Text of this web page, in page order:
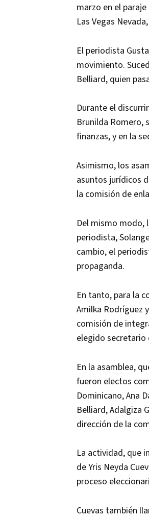
marzo en el
Las Vegas
El periodista
movimiento.
Belliard, quien
Durante el
Brunilda Romero,
finanzas, y en la
Asimismo, los
asuntos jurídicos
la comisión de
Del mismo modo,
periodista,
cambio, el
propaganda.
En tanto, para la
Amilka Rodríguez
comisión de
elegido secretario
En la asamblea,
fueron electos
Dominicano, Ana
Belliard, Adalgiza
dirección de la
La actividad, que
de Yris Neyda
proceso
Cuevas también